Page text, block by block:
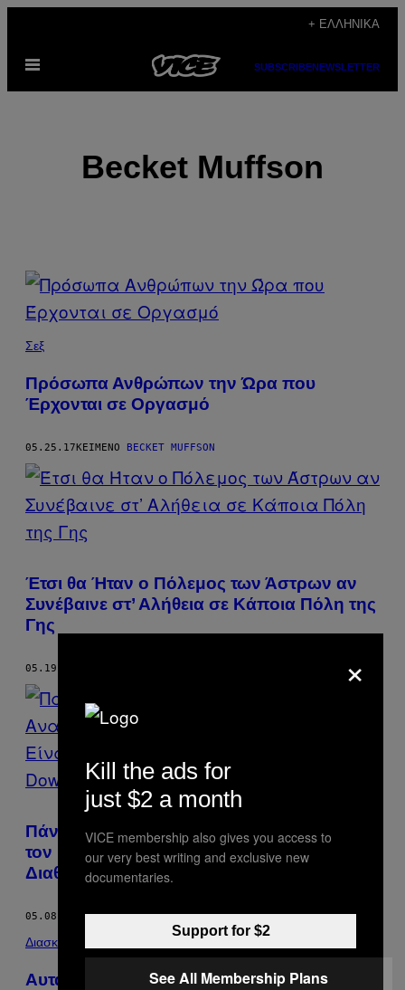
περιεχόμενο
+ ΕΛΛΗΝΙΚΆ
Ανοίξτε
μενού
SUBSCRIBENEWSLETTER
Becket Muffson
POSTS
BY
THIS
AUTHOR
Σεξ
Πρόσωπα Ανθρώπων την Ώρα που
Έρχονται σε Οργασμό
05.25.17ΚΕΊΜΕΝΟ BECKET MUFFSON
Έτσι θα Ήταν ο Πόλεμος των Άστρων αν
Συνέβαινε στ’ Αλήθεια σε Κάποια Πόλη της
Γης
05.19.17
Πάνω από 200 Βιβλία για την Αναγέννηση,
τον Picasso και την Τέχνη Είναι Πλέον
Διαθέσιμα για Δωρεάν Downloading
05.08.17 ΚΕΊΜΕΝΟBECKET MUFFSON
Διασκέδαση
Αυτά Είναι τα πιο Μαγευτικά GIFs του 2016
×
Kill the ads for
just $2 a month
VICE membership also gives you access to
our very best writing and exclusive new
documentaries.
Support for $2
See All Membership Plans